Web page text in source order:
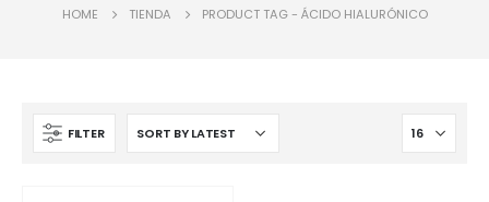
HOME
TIENDA PRODUCT TAG - ÁCIDO HIALURÓNICO
FILTER